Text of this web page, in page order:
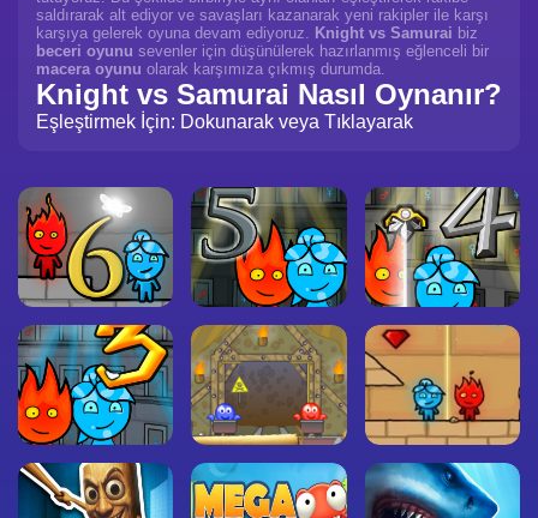
saldırarak alt ediyor ve savaşları kazanarak yeni rakipler ile karşı
karşıya gelerek oyuna devam ediyoruz. Knight vs Samurai biz
beceri oyunu sevenler için düşünülerek hazırlanmış eğlenceli bir
macera oyunu olarak karşımıza çıkmış durumda.
Knight vs Samurai Nasıl Oynanır?
Eşleştirmek İçin: Dokunarak veya Tıklayarak